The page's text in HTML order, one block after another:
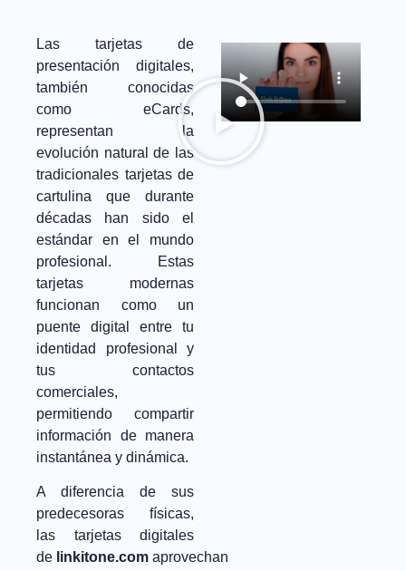
Las tarjetas de
presentación digitales,
también conocidas
como eCards,
representan la
evolución natural de las
tradicionales tarjetas de
cartulina que durante
décadas han sido el
estándar en el mundo
profesional. Estas
tarjetas modernas
funcionan como un
puente digital entre tu
identidad profesional y
tus contactos
comerciales,
permitiendo compartir
información de manera
instantánea y dinámica.
A diferencia de sus
predecesoras físicas,
las tarjetas digitales
de linkitone.com aprovechan